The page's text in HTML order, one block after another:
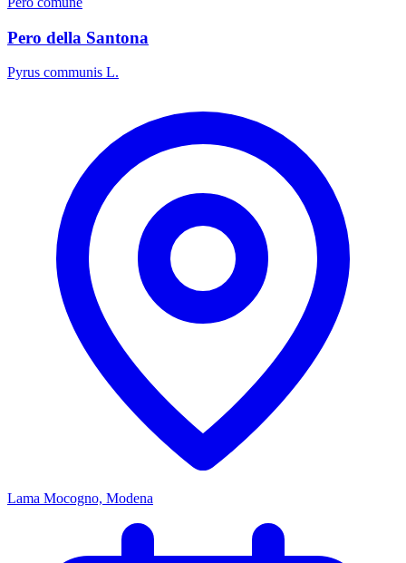
Pero della Santona
Pyrus communis L.
Lama Mocogno, Modena